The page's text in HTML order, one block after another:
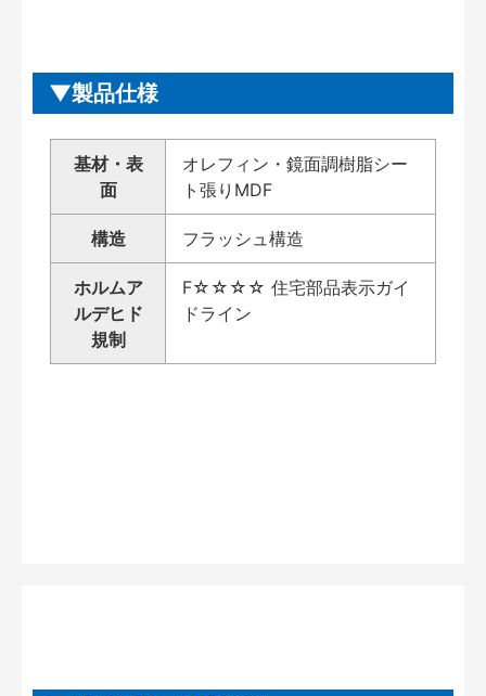
製品仕様
基材・表
面
オレフィン・鏡面調樹脂シー
ト張りMDF
構造 フラッシュ構造
ホルムア
ルデヒド
規制
F☆☆☆☆ 住宅部品表示ガイ
ドライン